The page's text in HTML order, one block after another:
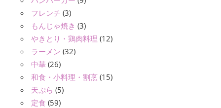
フレンチ (3)
もんじゃ焼き (3)
やきとり・鶏肉料理 (12)
ラーメン (32)
中華 (26)
和食・小料理・割烹 (15)
天ぷら (5)
定食 (59)